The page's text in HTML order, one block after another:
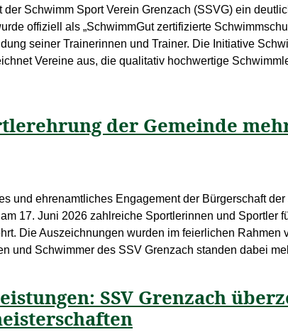
Schwimm Sport Verein Grenzach (SSVG) ein
offiziell als „SchwimmGut zertifizierte
seiner Trainerinnen und Trainer. Die Initiative
Vereine aus, die qualitativ hochwertige
der Gemeinde
und ehrenamtliches Engagement der Bürgerschaft
17. Juni 2026 zahlreiche Sportlerinnen und Sportler
Die Auszeichnungen wurden im feierlichen Rahmen
und Schwimmer des SSV Grenzach standen dabei
SSV Grenzach